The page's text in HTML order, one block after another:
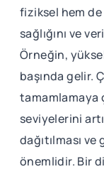
fiziksel hem de
sağlığını ve
Örneğin,
başında gelir.
tamamlamaya
seviyelerini
dağıtılması
önemlidir. Bir